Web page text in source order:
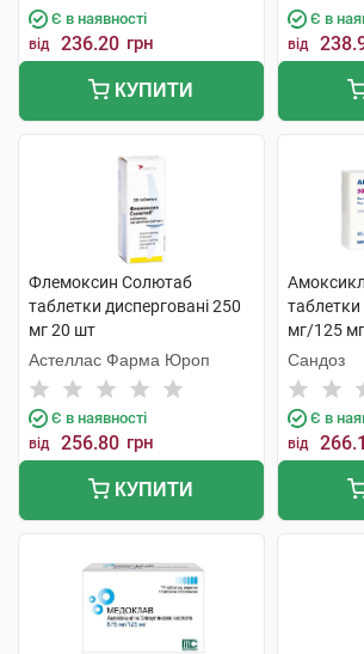
Є в наявності
від 236.20 грн
КУПИТИ
Є в
від
Флемоксин Солютаб
таблетки дисперговані 250
мг 20 шт
Астеллас Фарма Юроп
Є в наявності
від 256.80 грн
КУПИТИ
таблетки
мг/125
Сандоз
Є в
від